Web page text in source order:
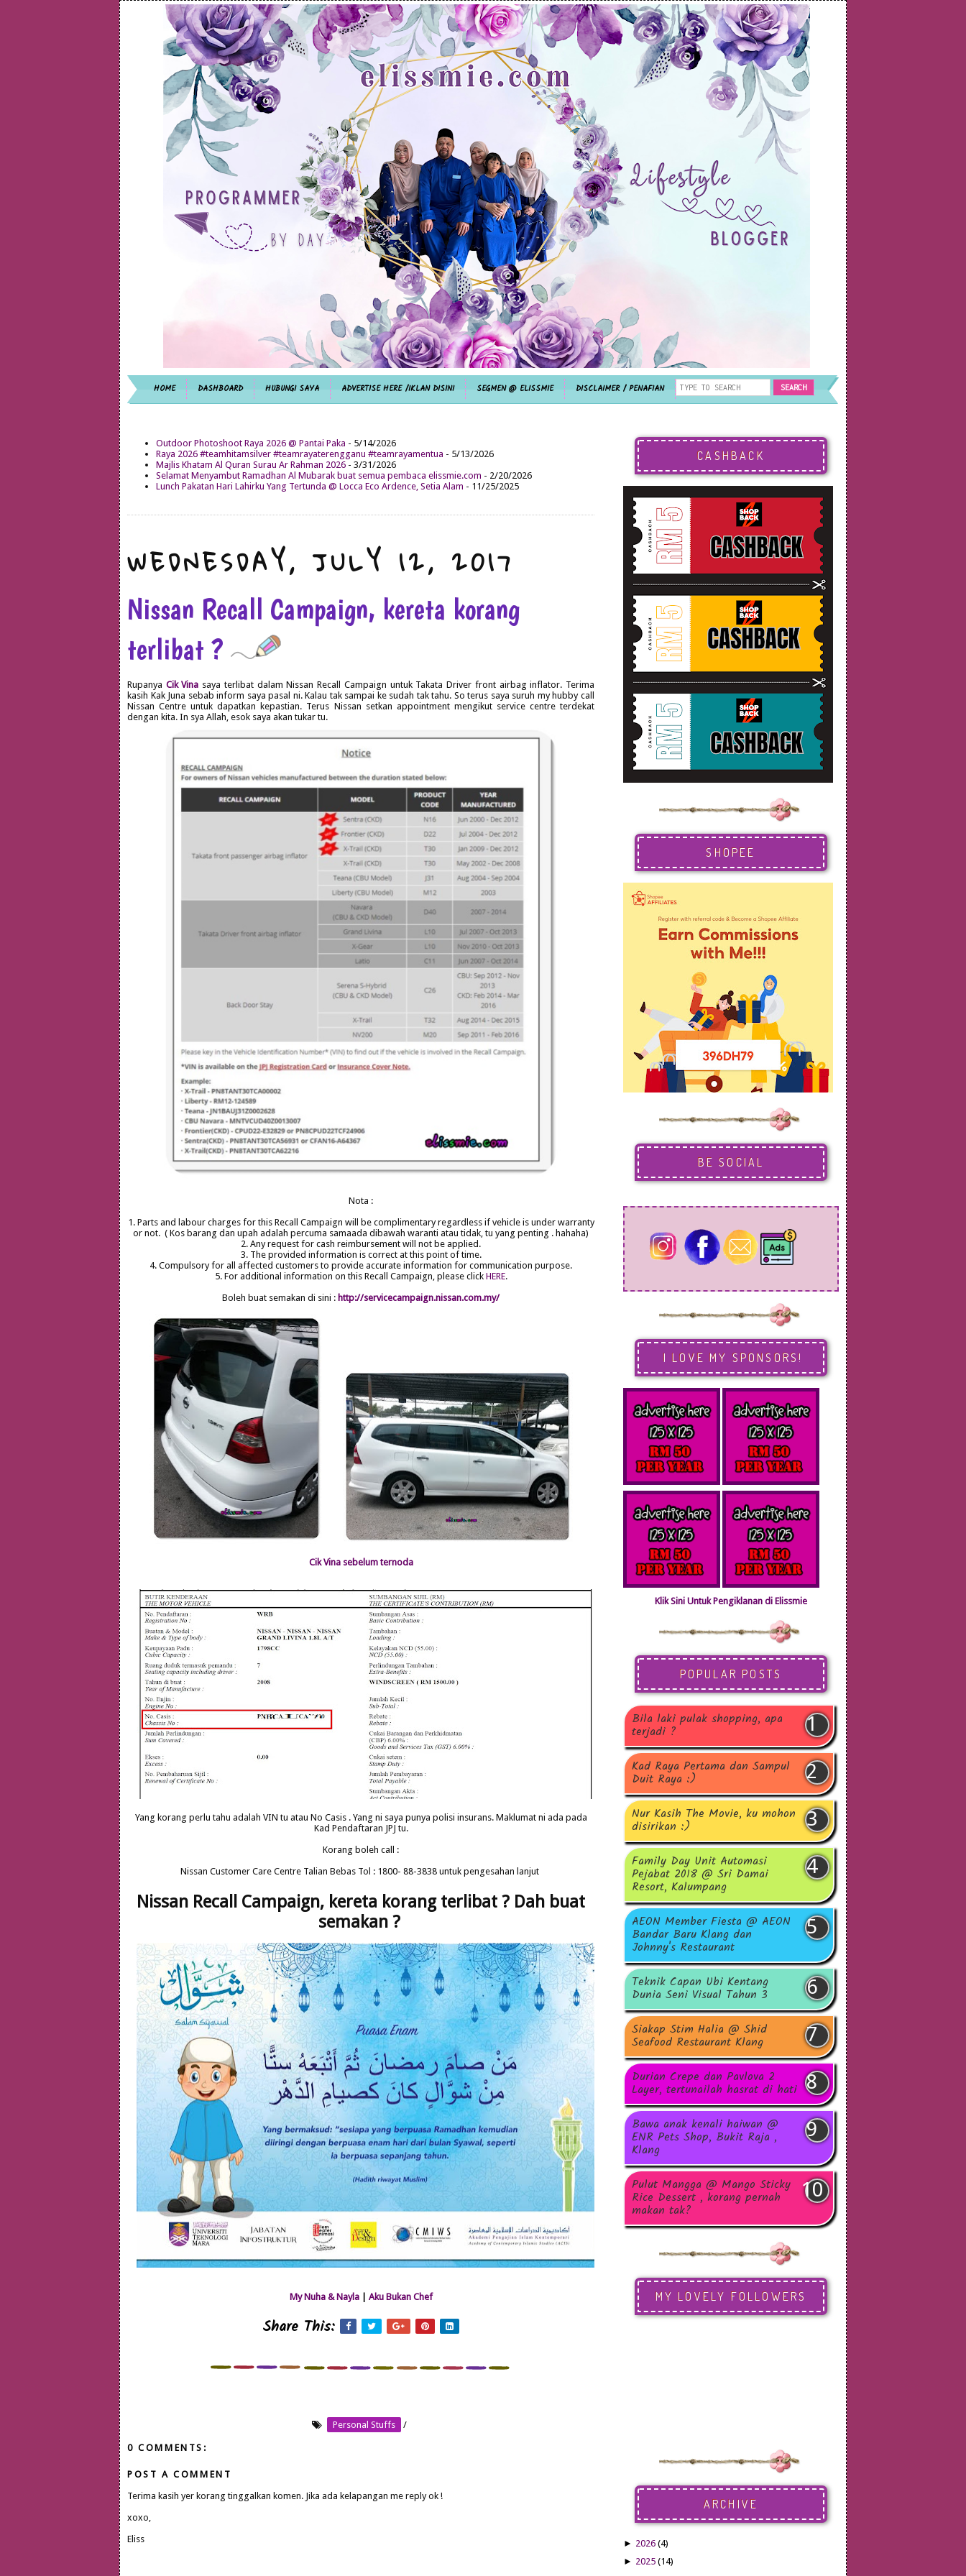
HOME DASHBOARD HUBUNGI SAYA ADVERTISE HERE /IKLAN DISINI SEGMEN @ ELISSMIE DISCLAIMER / PENAFIAN
Outdoor Photoshoot Raya 2026 @ Pantai Paka - 5/14/2026
Raya 2026 #teamhitamsilver #teamrayaterengganu #teamrayamentua - 5/13/2026
Majlis Khatam Al Quran Surau Ar Rahman 2026 - 3/31/2026
Selamat Menyambut Ramadhan Al Mubarak buat semua pembaca elissmie.com - 2/20/2026
Lunch Pakatan Hari Lahirku Yang Tertunda @ Locca Eco Ardence, Setia Alam - 11/25/2025
WEDNESDAY, JULY 12, 2017
Nissan Recall Campaign, kereta korang
terlibat ?
Rupanya Cik Vina saya terlibat dalam Nissan Recall Campaign untuk Takata Driver front airbag inflator. Terima
kasih Kak Juna sebab inform saya pasal ni. Kalau tak sampai ke sudah tak tahu. So terus saya suruh my hubby call
Nissan Centre untuk dapatkan kepastian. Terus Nissan setkan appointment mengikut service centre terdekat
dengan kita. In sya Allah, esok saya akan tukar tu.
Nota :
1. Parts and labour charges for this Recall Campaign will be complimentary regardless if vehicle is under warranty
or not. ( Kos barang dan upah adalah percuma samaada dibawah waranti atau tidak, tu yang penting . hahaha)
2. Any request for cash reimbursement will not be applied.
3. The provided information is correct at this point of time.
4. Compulsory for all affected customers to provide accurate information for communication purpose.
5. For additional information on this Recall Campaign, please click HERE.
Boleh buat semakan di sini : http://servicecampaign.nissan.com.my/
Cik Vina sebelum ternoda
Yang korang perlu tahu adalah VIN tu atau No Casis . Yang ni saya punya polisi insurans. Maklumat ni ada pada
Kad Pendaftaran JPJ tu.
Korang boleh call :
Nissan Customer Care Centre Talian Bebas Tol : 1800- 88-3838 untuk pengesahan lanjut
Nissan Recall Campaign, kereta korang terlibat ? Dah buat
semakan ?
My Nuha & Nayla| Aku Bukan Chef
Share This:
Personal Stuffs /
0 COMMENTS:
POST A COMMENT
Terima kasih yer korang tinggalkan komen. Jika ada kelapangan me reply ok !
xoxo,
Eliss
CASHBACK
SHOPEE
BE SOCIAL
I LOVE MY SPONSORS!
Klik Sini Untuk Pengiklanan di Elissmie
POPULAR POSTS
Bila laki pulak shopping, apa
terjadi ?
Kad Raya Pertama dan Sampul
Duit Raya :)
Nur Kasih The Movie, ku mohon
disirikan :)
Family Day Unit Automasi
Pejabat 2018 @ Sri Damai
Resort, Kalumpang
AEON Member Fiesta @ AEON
Bandar Baru Klang dan
Johnny's Restaurant
Teknik Capan Ubi Kentang
Dunia Seni Visual Tahun 3
Siakap Stim Halia @ Shid
Seafood Restaurant Klang
Durian Crepe dan Pavlova 2
Layer, tertunailah hasrat di hati
Bawa anak kenali haiwan @
ENR Pets Shop, Bukit Raja ,
Klang
Pulut Mangga @ Mango Sticky
Rice Dessert , korang pernah
makan tak?
MY LOVELY FOLLOWERS
ARCHIVE
► 2026 (4)
► 2025 (14)